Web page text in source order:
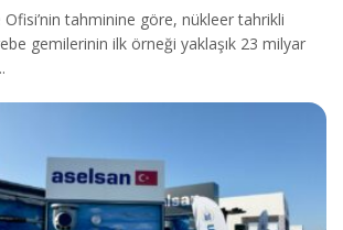
tahminine göre, nükleer tahrikli
gemilerinin ilk örneği yaklaşık 23 milyar